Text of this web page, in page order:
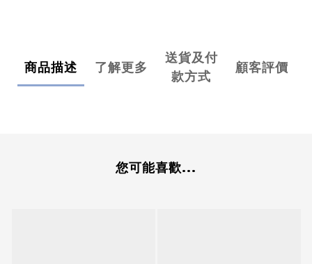
商品描述 了解更多
送貨及付
款方式
顧客評價
您可能喜歡...